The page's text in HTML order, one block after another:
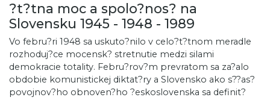
?t?tna moc a spolo?nos? na
Slovensku 1945 - 1948 - 1989
Vo febru?ri 1948 sa uskuto?nilo v celo?t?tnom meradle
rozhoduj?ce mocensk? stretnutie medzi silami
demokracie totality. Febru?rov?m prevratom sa za?alo
obdobie komunistickej diktat?ry a Slovensko ako s??as?
povojnov?ho obnoven?ho ?eskoslovenska sa definit?